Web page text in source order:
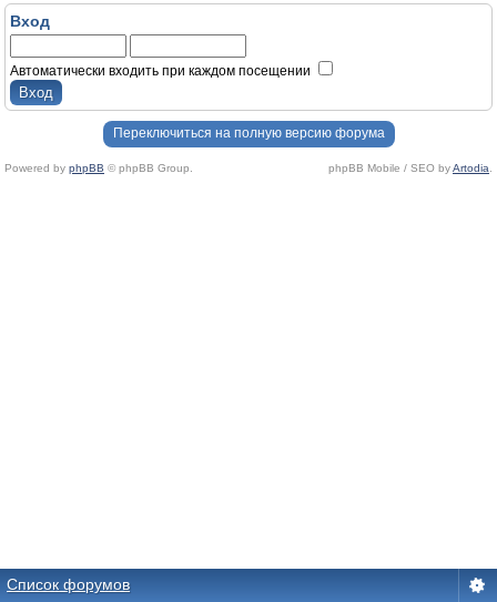
Вход
Автоматически входить при каждом посещении
Переключиться на полную версию форума
Powered by phpBB © phpBB Group. phpBB Mobile / SEO byArtodia
Список форумов